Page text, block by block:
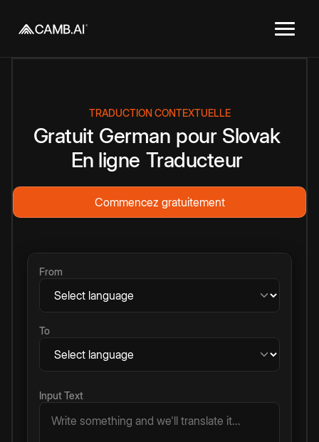
TRADUCTION CONTEXTUELLE
Gratuit German pour Slovak
En ligne Traducteur
Commencez gratuitement
From
To
Input Text